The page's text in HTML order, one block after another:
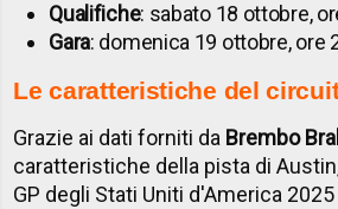
Qualifiche: sabato 18 ottobre,
Gara: domenica 19 ottobre, ore
Le caratteristiche del
Grazie ai dati forniti da Brembo
caratteristiche della pista di
GP degli Stati Uniti d'America